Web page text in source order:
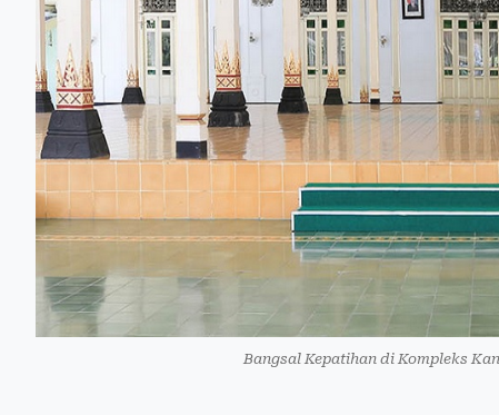
Bangsal Kepatihan di Kompleks